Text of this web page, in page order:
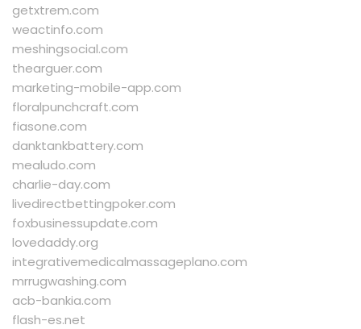
getxtrem.com
weactinfo.com
meshingsocial.com
thearguer.com
marketing-mobile-app.com
floralpunchcraft.com
fiasone.com
danktankbattery.com
mealudo.com
charlie-day.com
livedirectbettingpoker.com
foxbusinessupdate.com
lovedaddy.org
integrativemedicalmassageplano.com
mrrugwashing.com
acb-bankia.com
flash-es.net